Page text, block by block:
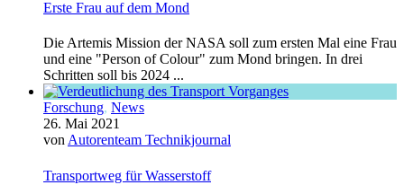
Erste Frau auf dem Mond
Die Artemis Mission der NASA soll zum ersten Mal eine Frau
und eine "Person of Colour" zum Mond bringen. In drei
Schritten soll bis 2024 ...
Forschung, News
26. Mai 2021
vonAutorenteam Technikjournal
Transportweg für Wasserstoff